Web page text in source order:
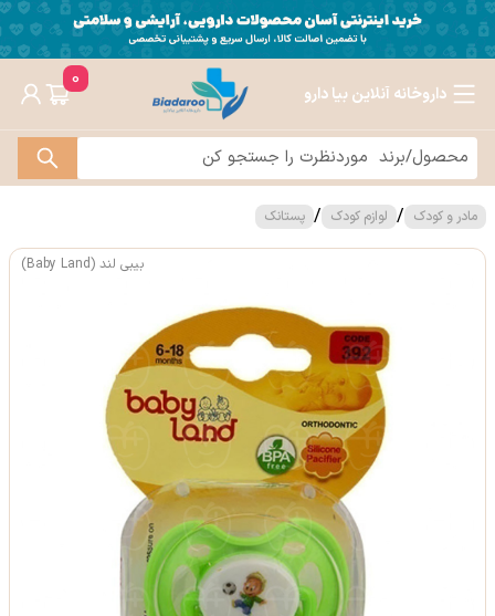
داروخانه آنلاین بیا دارو
0
مادر و کودک / لوازم کودک / پستانک
بیبی لند (Baby Land)